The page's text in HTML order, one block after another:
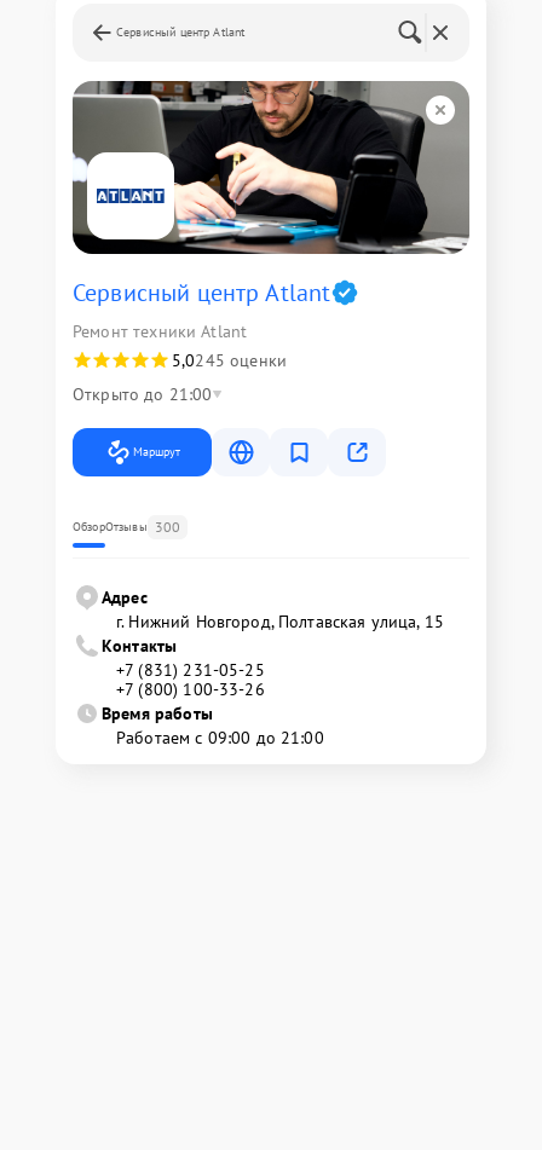
Сервисный центр Atlant
Сервисный центр Atlant
Ремонт техники Atlant
5,0245 оценки
Открыто до 21:00
Маршрут
ОбзорОтзывы 300
Адрес
г. Нижний Новгород, Полтавская улица, 15
Контакты
+7 (831) 231-05-25
+7 (800) 100-33-26
Время работы
Работаем с 09:00 до 21:00